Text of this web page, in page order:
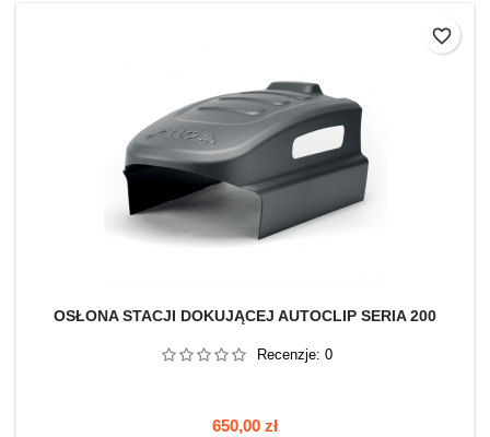
OSŁONA STACJI DOKUJĄCEJ AUTOCLIP SERIA 200
Recenzje: 0
Cena
650,00 zł
favorite_border